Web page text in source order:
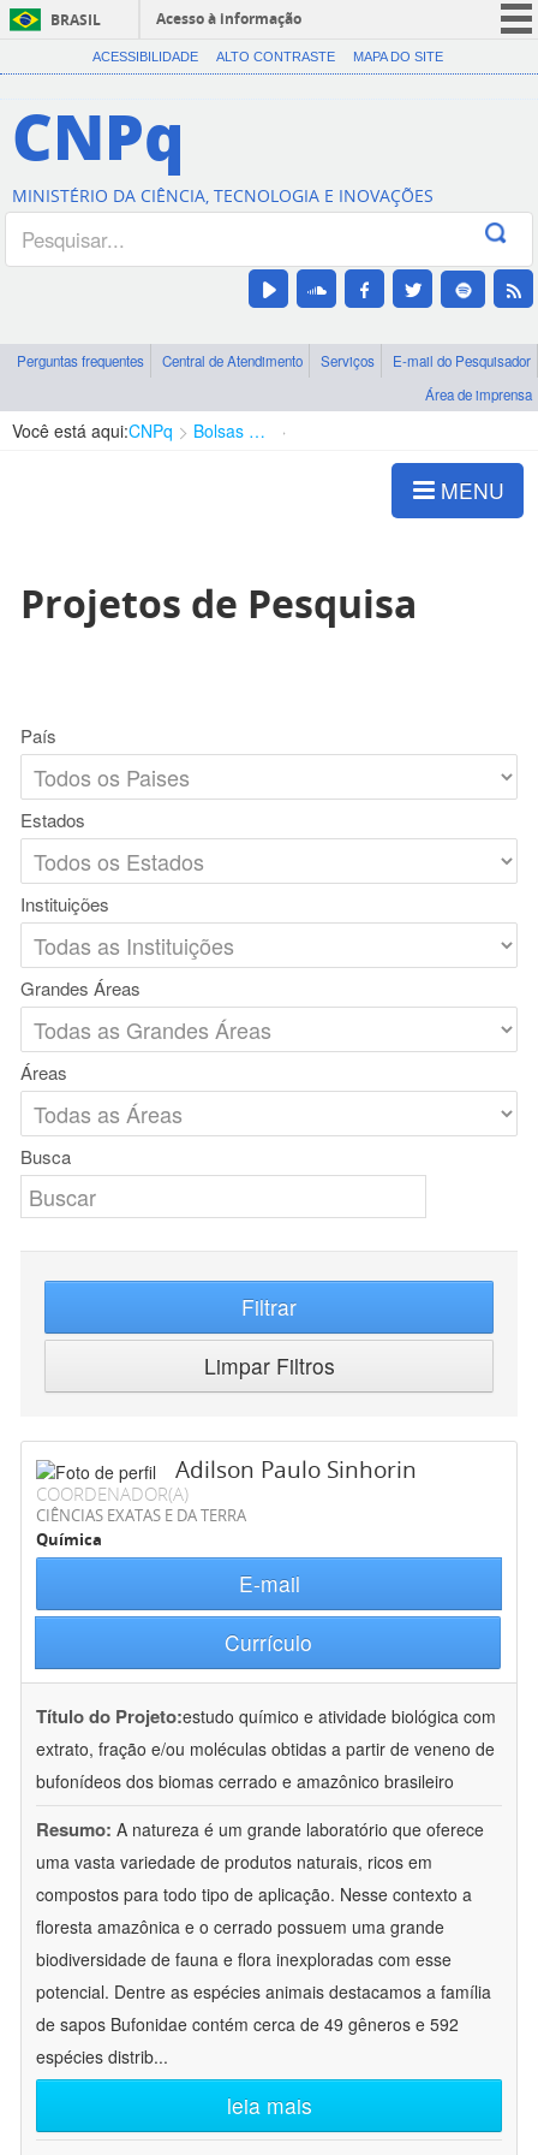
BRASIL
Acesso à informação
CORONAVÍRUS (COVID-19)
Canais
ACESSIBILIDADE ALTO CONTRASTE MAPA DO SITE
CNPq
MINISTÉRIO DA CIÊNCIA, TECNOLOGIA E INOVAÇÕES
Perguntas frequentes Central de Atendimento Serviços
E-mail do Pesquisador
Área de imprensa
Você está aqui:CNPq Bolsas e Auxílios Vigentes
MENU
Projetos de Pesquisa
País
Estados
Instituições
Grandes Áreas
Áreas
Busca
Filtrar
Limpar Filtros
Adilson Paulo Sinhorin
COORDENADOR(A)
CIÊNCIAS EXATAS E DA TERRA
Química
E-mail
Currículo
Título do Projeto:estudo químico e atividade biológica com
extrato, fração e/ou moléculas obtidas a partir de veneno de
bufonídeos dos biomas cerrado e amazônico brasileiro
Resumo: A natureza é um grande laboratório que oferece
uma vasta variedade de produtos naturais, ricos em
compostos para todo tipo de aplicação. Nesse contexto a
floresta amazônica e o cerrado possuem uma grande
biodiversidade de fauna e flora inexploradas com esse
potencial. Dentre as espécies animais destacamos a família
de sapos Bufonidae contém cerca de 49 gêneros e 592
espécies distrib...
leia mais